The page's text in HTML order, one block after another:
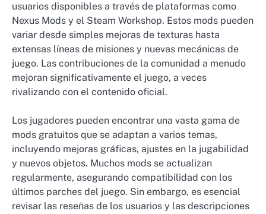
usuarios disponibles a través de plataformas como
Nexus Mods y el Steam Workshop. Estos mods pueden
variar desde simples mejoras de texturas hasta
extensas líneas de misiones y nuevas mecánicas de
juego. Las contribuciones de la comunidad a menudo
mejoran significativamente el juego, a veces
rivalizando con el contenido oficial.
Los jugadores pueden encontrar una vasta gama de
mods gratuitos que se adaptan a varios temas,
incluyendo mejoras gráficas, ajustes en la jugabilidad
y nuevos objetos. Muchos mods se actualizan
regularmente, asegurando compatibilidad con los
últimos parches del juego. Sin embargo, es esencial
revisar las reseñas de los usuarios y las descripciones